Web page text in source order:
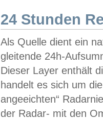
24 Stunden
Als Quelle dient ein
gleitende 24h-
Dieser Layer enthält
handelt es sich um
angeeichten“
der Radar- mit den